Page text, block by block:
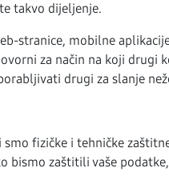
takvo dijeljenje.
stranice, mobilne
za način na koji
drugi za slanje
fizičke i tehničke
bismo zaštitili vaše